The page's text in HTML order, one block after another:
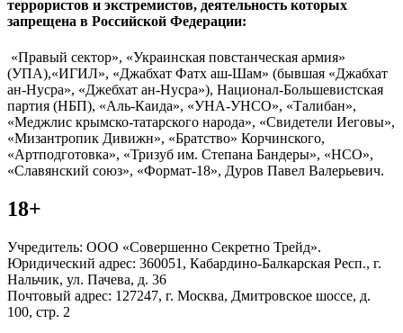
террористов и экстремистов, деятельность которых
запрещена в Российской Федерации:
«Правый сектор», «Украинская повстанческая армия»
(УПА),«ИГИЛ», «Джабхат Фатх аш-Шам» (бывшая «Джабхат
ан-Нусра», «Джебхат ан-Нусра»), Национал-Большевистская
партия (НБП), «Аль-Каида», «УНА-УНСО», «Талибан»,
«Меджлис крымско-татарского народа», «Свидетели Иеговы»,
«Мизантропик Дивижн», «Братство» Корчинского,
«Артподготовка», «Тризуб им. Степана Бандеры», «НСО»,
«Славянский союз», «Формат-18», Дуров Павел Валерьевич.
18+
Учредитель: ООО «Совершенно Секретно Трейд».
Юридический адрес: 360051, Кабардино-Балкарская Респ., г.
Нальчик, ул. Пачева, д. 36
Почтовый адрес: 127247, г. Москва, Дмитровское шоссе, д.
100, стр. 2